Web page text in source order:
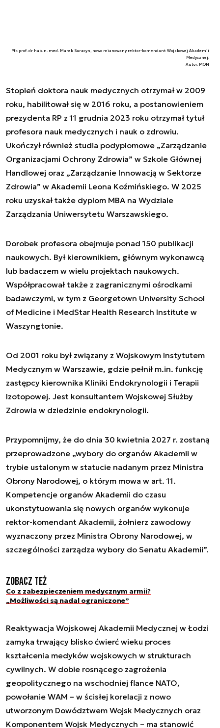
Płk prof. dr hab. n. med. Marek Saracyn, nowo mianowany rektor-komendant Wojskowej Akademii
Medycznej.
Autor. MON
Stopień doktora nauk medycznych otrzymał w 2009
roku, habilitował się w 2016 roku, a postanowieniem
prezydenta RP z 11 grudnia 2023 roku otrzymał tytuł
profesora nauk medycznych i nauk o zdrowiu.
Ukończył również studia podyplomowe „Zarządzanie
Organizacjami Ochrony Zdrowia” w Szkole Głównej
Handlowej oraz „Zarządzanie Innowacją w Sektorze
Zdrowia” w Akademii Leona Koźmińskiego. W 2025
roku uzyskał także dyplom MBA na Wydziale
Zarządzania Uniwersytetu Warszawskiego.
Dorobek profesora obejmuje ponad 150 publikacji
naukowych. Był kierownikiem, głównym wykonawcą
lub badaczem w wielu projektach naukowych.
Współpracował także z zagranicznymi ośrodkami
badawczymi, w tym z Georgetown University School
of Medicine i MedStar Health Research Institute w
Waszyngtonie.
Od 2001 roku był związany z Wojskowym Instytutem
Medycznym w Warszawie, gdzie pełnił m.in. funkcję
zastępcy kierownika Kliniki Endokrynologii i Terapii
Izotopowej. Jest konsultantem Wojskowej Służby
Zdrowia w dziedzinie endokrynologii.
Przypomnijmy, że do dnia 30 kwietnia 2027 r. zostaną
przeprowadzone „wybory do organów Akademii w
trybie ustalonym w statucie nadanym przez Ministra
Obrony Narodowej, o którym mowa w art. 11.
Kompetencje organów Akademii do czasu
ukonstytuowania się nowych organów wykonuje
rektor-komendant Akademii, żołnierz zawodowy
wyznaczony przez Ministra Obrony Narodowej, w
szczególności zarządza wybory do Senatu Akademii”.
Zobacz też
Co z zabezpieczeniem medycznym armii?
„Możliwości są nadal ograniczone”
Reaktywacja Wojskowej Akademii Medycznej w Łodzi
zamyka trwający blisko ćwierć wieku proces
kształcenia medyków wojskowych w strukturach
cywilnych. W dobie rosnącego zagrożenia
geopolitycznego na wschodniej flance NATO,
powołanie WAM – w ścisłej korelacji z nowo
utworzonym Dowództwem Wojsk Medycznych oraz
Komponentem Wojsk Medycznych – ma stanowić